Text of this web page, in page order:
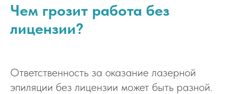
Чем грозит работа без
лицензии?
Ответственность за оказание лазерной
эпиляции без лицензии может быть разной.